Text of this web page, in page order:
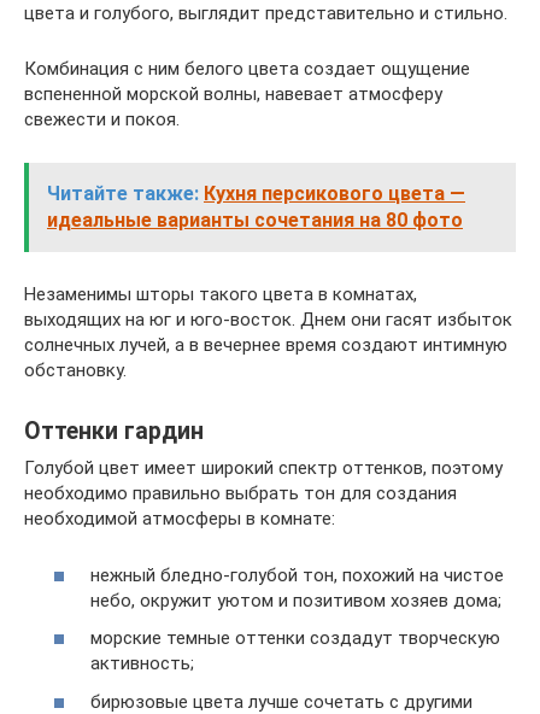
цвета и голубого, выглядит представительно и стильно.
Комбинация с ним белого цвета создает ощущение
вспененной морской волны, навевает атмосферу
свежести и покоя.
Читайте также: Кухня персикового цвета —
идеальные варианты сочетания на 80 фото
Незаменимы шторы такого цвета в комнатах,
выходящих на юг и юго-восток. Днем они гасят избыток
солнечных лучей, а в вечернее время создают интимную
обстановку.
Оттенки гардин
Голубой цвет имеет широкий спектр оттенков, поэтому
необходимо правильно выбрать тон для создания
необходимой атмосферы в комнате:
нежный бледно-голубой тон, похожий на чистое
небо, окружит уютом и позитивом хозяев дома;
морские темные оттенки создадут творческую
активность;
бирюзовые цвета лучше сочетать с другими